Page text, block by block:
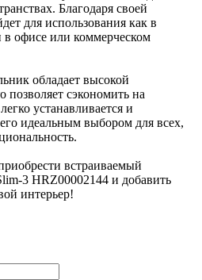
Благодаря своей
для использования как в
офисе или коммерческом
обладает высокой
позволяет сэкономить на
устанавливается и
идеальным выбором для всех,
встраиваемый
3 HRZ00002144 и добавить
интерьер!